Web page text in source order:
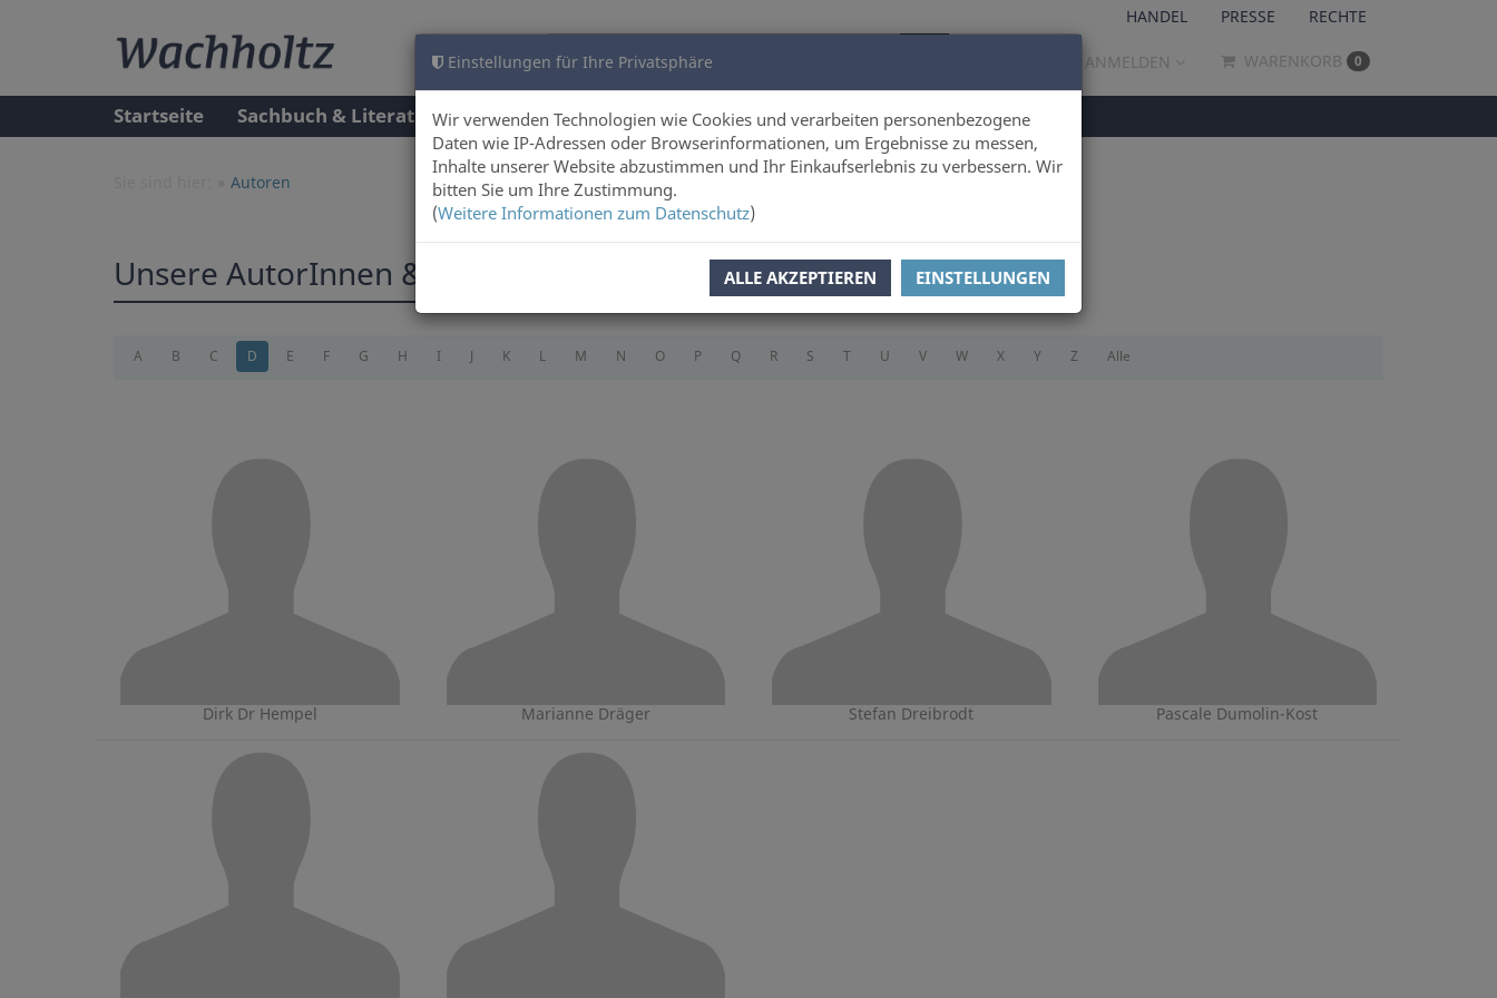
Einstellungen für Ihre Privatsphäre
Wir verwenden Technologien wie Cookies und verarbeiten personenbezogene
Daten wie IP-Adressen oder Browserinformationen, um Ergebnisse zu messen,
Inhalte unserer Website abzustimmen und Ihr Einkaufserlebnis zu verbessern. Wir
bitten Sie um Ihre Zustimmung.
(Weitere Informationen zum Datenschutz)
ALLE AKZEPTIEREN EINSTELLUNGEN
HANDEL PRESSE RECHTE
ANMELDEN WARENKORB 0
Startseite Sachbuch & Literatur Autoren Über uns
Autoren
Unsere AutorInnen & IllustratorInnen im Portrait
A B C D E F G H I J K L M N O P Q R S T U V W X Y Z Alle
Dirk Dr Hempel Marianne Dräger Stefan Dreibrodt Pascale Dumolin-Kost